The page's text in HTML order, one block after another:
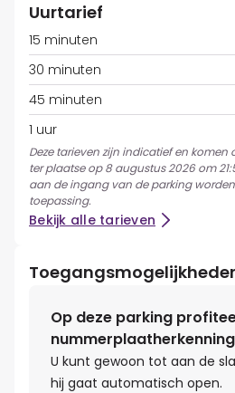
Uurtarief
15 minuten
30 minuten
45 minuten
1 uur
Deze tarieven zijn indicatief en
ter plaatse op 8 augustus 2026 om
aan de ingang van de parking
toepassing.
Bekijk alle tarieven
Op deze parking
U kunt gewoon tot aan de
hij gaat automatisch open.